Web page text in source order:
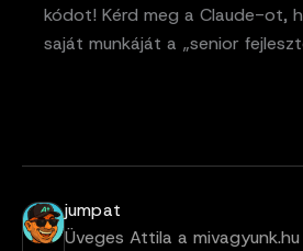
kódot! Kérd meg a Claude-ot,
saját munkáját a „senior
jumpat
Üveges Attila a